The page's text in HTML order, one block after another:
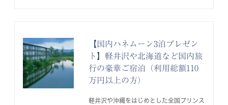
【国内ハネムーン3泊プレゼン
ト】軽井沢や北海道など国内旅
行の豪華ご宿泊（利用総額110
万円以上の方）
軽井沢や沖縄をはじめとした全国プリンス